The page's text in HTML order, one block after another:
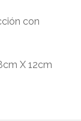
con
X 12cm